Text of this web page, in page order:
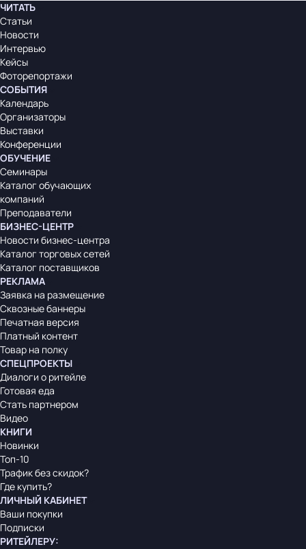
ЧИТАТЬ
Статьи
Новости
Интервью
Кейсы
Фоторепортажи
СОБЫТИЯ
Календарь
Организаторы
Выставки
Конференции
ОБУЧЕНИЕ
Семинары
Каталог обучающих
компаний
Преподаватели
БИЗНЕС-ЦЕНТР
Новости бизнес-центра
Каталог торговых сетей
Каталог поставщиков
РЕКЛАМА
Заявка на размещение
Сквозные баннеры
Печатная версия
Платный контент
Товар на полку
СПЕЦПРОЕКТЫ
Диалоги о ритейле
Готовая еда
Стать партнером
Видео
КНИГИ
Новинки
Топ-10
Трафик без скидок?
Где купить?
ЛИЧНЫЙ КАБИНЕТ
Ваши покупки
Подписки
РИТЕЙЛЕРУ: